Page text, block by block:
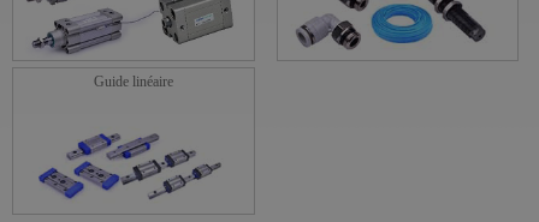
Guide linéaire